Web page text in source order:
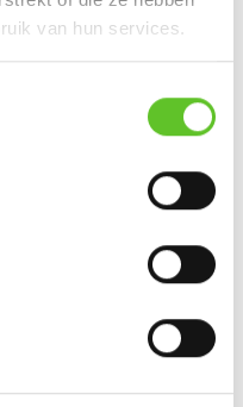
van hun services.
je enkele foto’s